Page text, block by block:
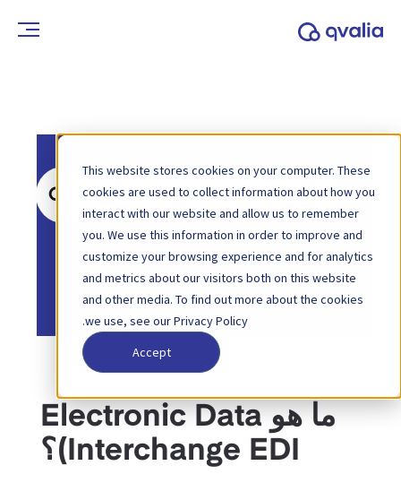
This website stores cookies on your computer. These
cookies are used to collect information about how you
interact with our website and allow us to remember
you. We use this information in order to improve and
customize your browsing experience and for analytics
and metrics about our visitors both on this website
and other media. To find out more about the cookies
we use, see our Privacy Policy.
Accept
ابحث
عن
الصفحة الرئيسية
قاعدة المعرفة
الفوترة الإلكترونية
الصفحة الرئيسية
قاعدة المعرفة
ما هو Electronic Data
Interchange EDI)؟